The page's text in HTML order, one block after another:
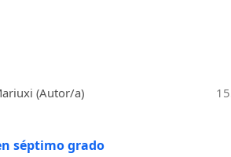
(Autor/a)
séptimo grado